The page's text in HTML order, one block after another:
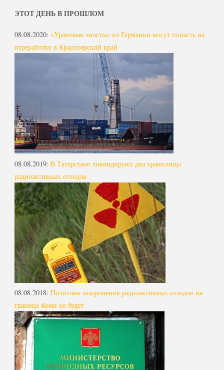
ЭТОТ ДЕНЬ В ПРОШЛОМ
08.08.2020: «Урановые хвосты» из Германии могут попасть на
переработку в Красноярский край
08.08.2019: В Татарстане ликвидируют два хранилища
радиоактивных отходов
08.08.2018: Полигона захоронения радиоактивных отходов на
границе Коми не будет